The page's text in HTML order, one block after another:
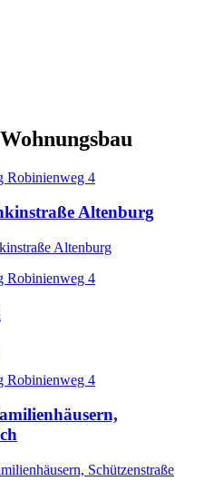
Altenburg
Altenburg
Schützenstraße